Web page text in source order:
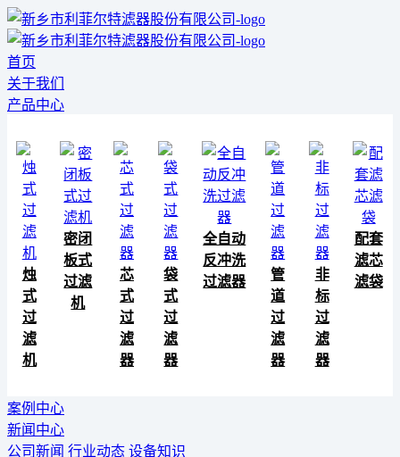
首页
关于我们
产品中心
烛
式
过
滤
机
密闭
板式
过滤
机
芯
式
过
滤
器
袋
式
过
滤
器
全自动
反冲洗
过滤器
管
道
过
滤
器
非
标
过
滤
器
配套
滤芯
滤袋
案例中心
新闻中心
公司新闻 行业动态 设备知识